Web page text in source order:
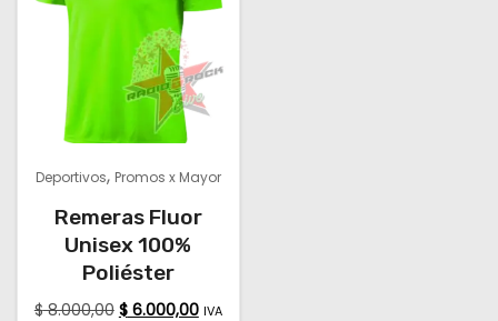
Deportivos, Promos x Mayor
Remeras Fluor
Unisex 100%
Poliéster
$8.000,00 $6.000,00 IVA